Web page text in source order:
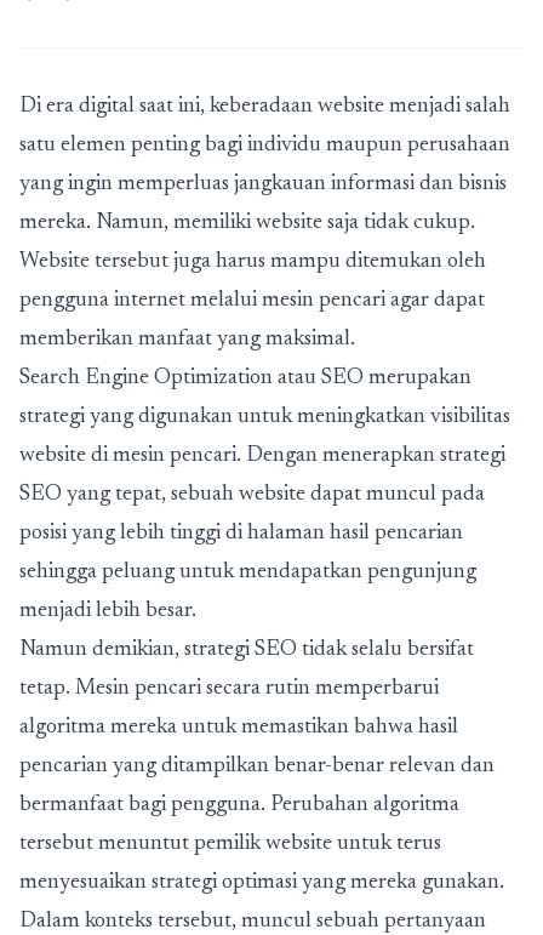
Di era digital saat ini, keberadaan website menjadi salah
satu elemen penting bagi individu maupun perusahaan
yang ingin memperluas jangkauan informasi dan bisnis
mereka. Namun, memiliki website saja tidak cukup.
Website tersebut juga harus mampu ditemukan oleh
pengguna internet melalui mesin pencari agar dapat
memberikan manfaat yang maksimal.
Search Engine Optimization atau SEO merupakan
strategi yang digunakan untuk meningkatkan visibilitas
website di mesin pencari. Dengan menerapkan strategi
SEO yang tepat, sebuah website dapat muncul pada
posisi yang lebih tinggi di halaman hasil pencarian
sehingga peluang untuk mendapatkan pengunjung
menjadi lebih besar.
Namun demikian, strategi SEO tidak selalu bersifat
tetap. Mesin pencari secara rutin memperbarui
algoritma mereka untuk memastikan bahwa hasil
pencarian yang ditampilkan benar-benar relevan dan
bermanfaat bagi pengguna. Perubahan algoritma
tersebut menuntut pemilik website untuk terus
menyesuaikan strategi optimasi yang mereka gunakan.
Dalam konteks tersebut, muncul sebuah pertanyaan